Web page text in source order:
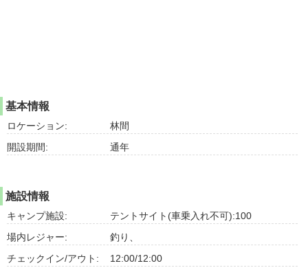
基本情報
ロケーション:
林間
開設期間:
通年
施設情報
キャンプ施設:
テントサイト(車乗入れ不可):100
場内レジャー:
釣り、
チェックイン/アウト:
12:00/12:00